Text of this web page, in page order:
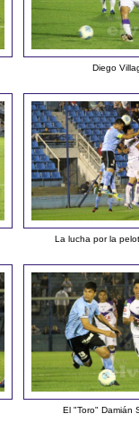
Diego
La lucha por la
El "Toro" Damián